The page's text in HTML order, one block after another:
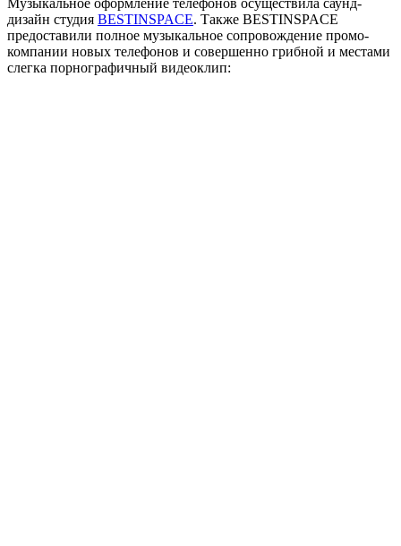
дизайн студия BESTINSPACE. Также BESTINSPACE
предоставили полное музыкальное сопровождение промо-
компании новых телефонов и совершенно грибной и местами
слегка порнографичный видеоклип: